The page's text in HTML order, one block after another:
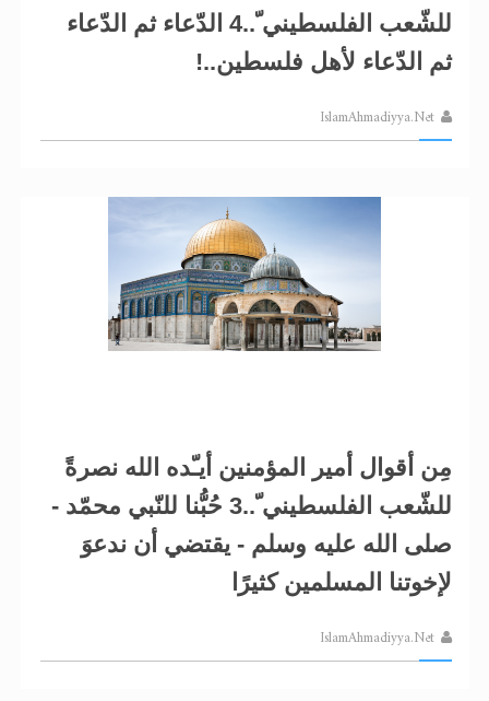
للشّعب الفلسطيني ّ..4 الدّعاء ثم الدّعاء
ثم الدّعاء لأهل فلسطين..!
IslamAhmadiyya.Net
مِن أقوال أمير المؤمنين أيـّده الله نصرةً
للشّعب الفلسطيني ّ..3 حُبُّنا للنّبي محمّد -
صلى الله عليه وسلم - يقتضي أن ندعوَ
لإخوتنا المسلمين كثيرًا
IslamAhmadiyya.Net